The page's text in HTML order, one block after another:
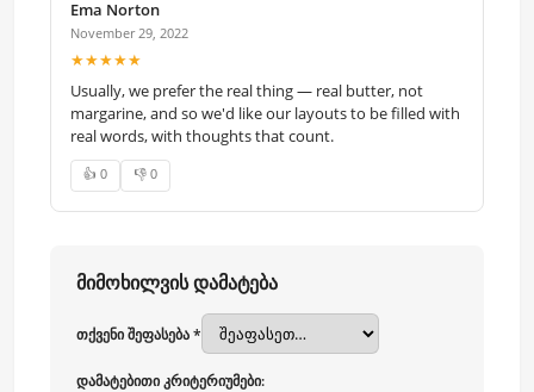
Ema Norton
November 29, 2022
★★★★★
Usually, we prefer the real thing — real butter, not
margarine, and so we'd like our layouts to be filled with
real words, with thoughts that count.
👍 0 👎 0
მიმოხილვის დამატება
თქვენი შეფასება *
დამატებითი კრიტერიუმები: